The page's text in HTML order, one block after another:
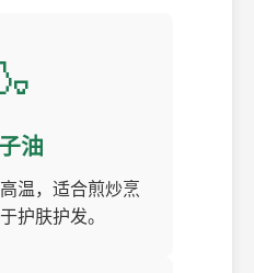
油
温，适合煎炒烹
护肤护发。